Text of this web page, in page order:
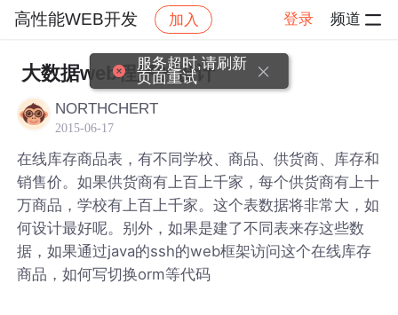
高性能WEB开发 加入 登录 频道
社区 高性能WEB开发 帖子详情
大数据web程序的设计
NORTHCHERT
2015-06-17
在线库存商品表，有不同学校、商品、供货商、库存和
销售价。如果供货商有上百上千家，每个供货商有上十
万商品，学校有上百上千家。这个表数据将非常大，如
何设计最好呢。别外，如果是建了不同表来存这些数
据，如果通过java的ssh的web框架访问这个在线库存
商品，如何写切换orm等代码
服务超时,请刷新
页面重试